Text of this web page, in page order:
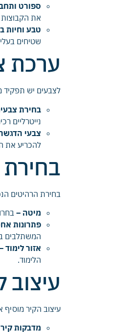
ספורט
את הקבוצות
טבע וחיות
שטיחים
ערכת
לצבעים יש תפקיד
בחירת
נייטרליים
צבעי
להכריע את
בחירת
בחירת הרהיטים
מיטה –
פתרונות
המשתלבים
אזור לימוד
הלימוד.
עיצוב
עיצוב הקיר מוסיף
מדבקות